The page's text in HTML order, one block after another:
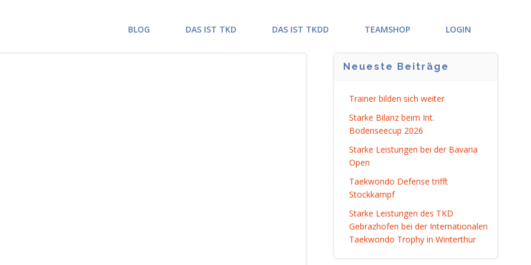
BLOG DAS IST TKD DAS IST TKDD TEAMSHOP LOGIN
Neueste Beiträge
Trainer bilden sich weiter
Starke Bilanz beim Int.
Bodenseecup 2026
Starke Leistungen bei der Bavaria
Open
Taekwondo Defense trifft
Stockkampf
Starke Leistungen des TKD
Gebrazhofen bei der Internationalen
Taekwondo Trophy in Winterthur